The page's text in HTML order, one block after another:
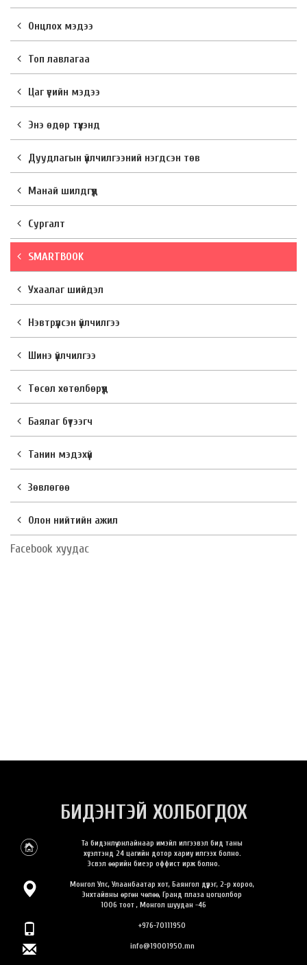
Онцлох мэдээ
Топ лавлагаа
Цаг үеийн мэдээ
Энэ өдөр түүхэнд
Дуудлагын үйлчилгээний нэгдсэн төв
Манай шилдгүүд
Сургалт
SMARTBOOK
Ухаалаг шийдэл
Нэвтрүүлсэн үйлчилгээ
Шинэ үйлчилгээ
Төсөл хөтөлбөрүүд
Баялаг бүтээгч
Танин мэдэхүй
Зөвлөгөө
Олон нийтийн ажил
Facebook хуудас
БИДЭНТЭЙ ХОЛБОГДОХ
Та бидэнлүү онлайнаар имэйл илгээвэл бид таны
хүсэлтэнд 24 цагийн дотор хариу илгээх болно.
Эсвэл өөрийн биеэр оффист ирж болно.
Монгол Улс, Улаанбаатар хот, Баянгол дүүрэг, 2-р хороо,
Энхтайвны өргөн чөлөө, Гранд плаза цогцолбор
1006 тоот , Монгол шуудан -46
+976-70111950
info@19001950.mn